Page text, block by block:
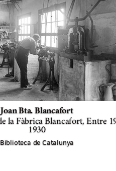
Joan Bta. Blancafort
la Fàbrica Blancafort,Entre
1930
Biblioteca de Catalunya